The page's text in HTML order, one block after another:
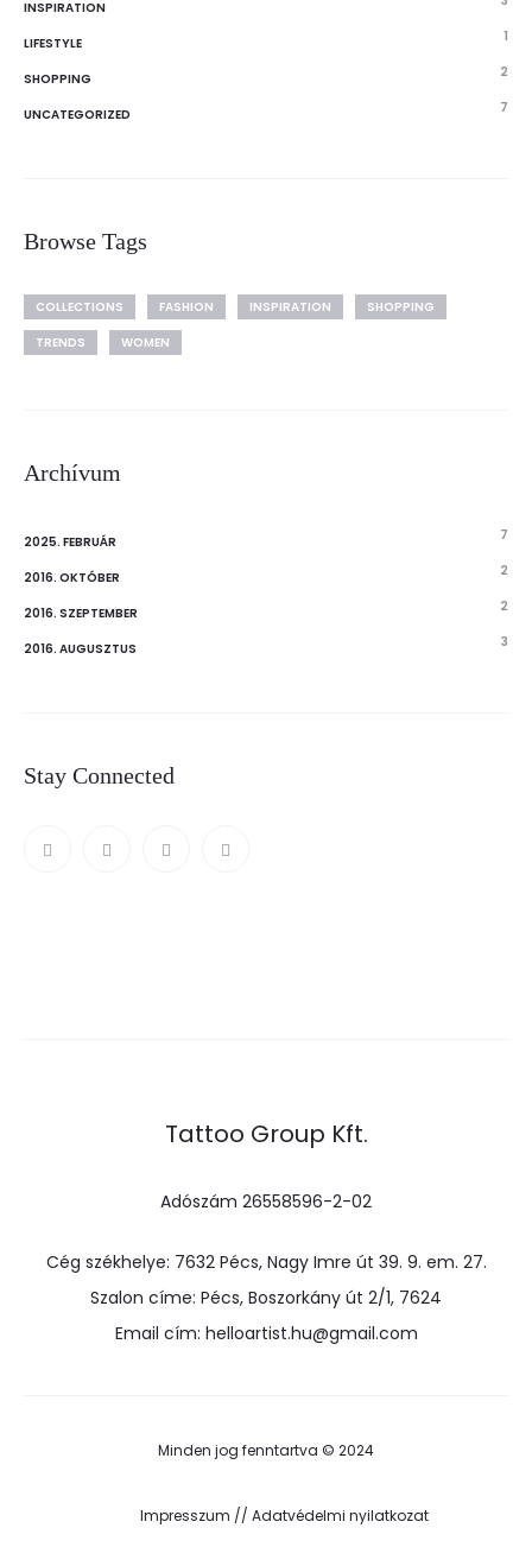
INSPIRATION
LIFESTYLE 1
SHOPPING 2
UNCATEGORIZED 7
Browse Tags
COLLECTIONS FASHION INSPIRATION
SHOPPING
TRENDS
WOMEN
Archívum
2025. FEBRUÁR 7
2016. OKTÓBER 2
2016. SZEPTEMBER 2
2016. AUGUSZTUS 3
Stay Connected
Tattoo Group Kft.
Adószám 26558596-2-02
Cég székhelye: 7632 Pécs, Nagy Imre út 39. 9. em. 27.
Szalon címe: Pécs, Boszorkány út 2/1, 7624
Email cím: helloartist.hu@gmail.com
Minden jog fenntartva © 2024
Impresszum // Adatvédelmi nyilatkozat